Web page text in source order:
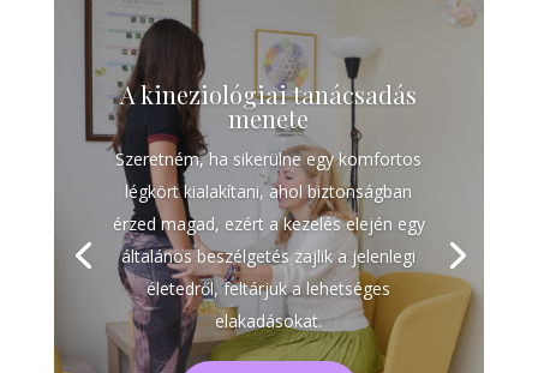
A kineziológiai tanácsadás
menete
Szeretném, ha sikerülne egy komfortos
légkört kialakítani, ahol biztonságban
érzed magad, ezért a kezelés elején egy
általános beszélgetés zajlik a jelenlegi
életedről, feltárjuk a lehetséges
elakadásokat.